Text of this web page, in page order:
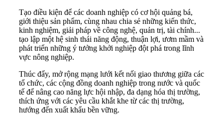
Tạo điều kiện để các doanh nghiệp có cơ hội quảng bá,
giới thiệu sản phẩm, cùng nhau chia sẻ những kiến thức,
kinh nghiệm, giải pháp về công nghệ, quản trị, tài chính...
tạo lập một hệ sinh thái năng động, thuận lợi, ươm mầm và
phát triển những ý tưởng khởi nghiệp đột phá trong lĩnh
vực nông nghiệp.
Thúc đẩy, mở rộng mạng lưới kết nối giao thương giữa các
tổ chức, các cộng đồng doanh nghiệp trong nước và quốc
tế để nâng cao năng lực hội nhập, đa dạng hóa thị trường,
thích ứng với các yêu cầu khắt khe từ các thị trường,
hướng đến xuất khẩu bền vững.